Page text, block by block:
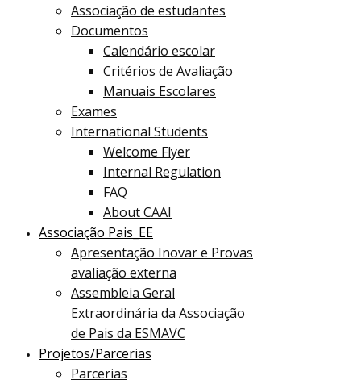
Associação de estudantes
Documentos
Calendário escolar
Critérios de Avaliação
Manuais Escolares
Exames
International Students
Welcome Flyer
Internal Regulation
FAQ
About CAAI
Associação Pais_EE
Apresentação Inovar e Provas
avaliação externa
Assembleia Geral
Extraordinária da Associação
de Pais da ESMAVC
Projetos/Parcerias
Parcerias